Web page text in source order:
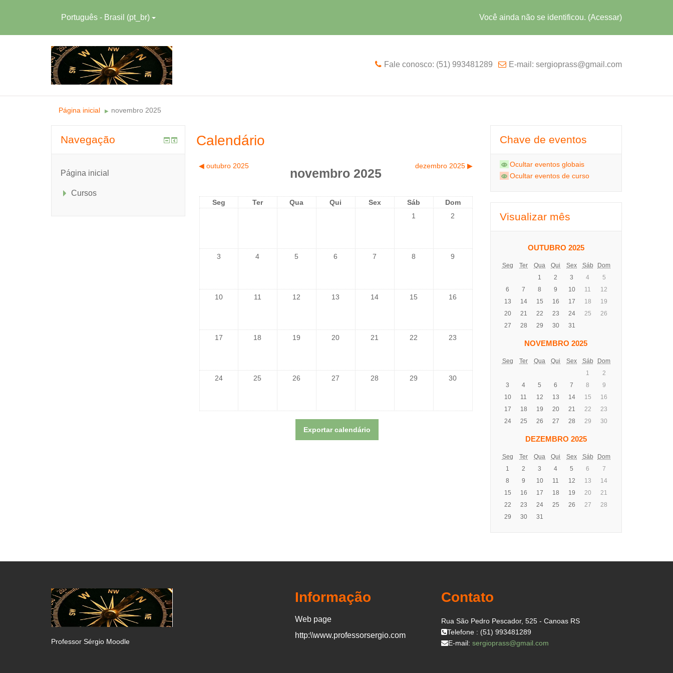
Você ainda não se identificou. (Acessar)
Português - Brasil ‎(pt_br)‎
Fale conosco: (51) 993481289 E-mail: sergioprass@gmail.com
Página inicial ▶︎ novembro 2025
Calendário
◀︎ outubro 2025
novembro 2025
dezembro 2025 ▶︎
Seg Ter Qua Qui Sex Sáb
Dom
1
2
3 4 5 6 7 8 9
10 11 12 13 14 15 16
17 18 19 20 21 22 23
24 25 26 27 28 29 30
Navegação
Página inicial
Cursos
Chave de eventos
Ocultar eventos globais
Ocultar eventos de curso
Visualizar mês
OUTUBRO 2025
Seg Ter Qua Qui Sex Sáb
Dom
1
2 3 4
5
6
7 8 9 10 11
12
13
14 15 16 17 18
19
20
21 22 23 24 25
26
27
28 29 30 31
NOVEMBRO 2025
Seg Ter Qua Qui Sex Sáb
Dom
1
2
3
4 5 6 7 8
9
10
11 12 13 14 15
16
17
18 19 20 21 22
23
24
25 26 27 28 29 30
DEZEMBRO 2025
Seg Ter Qua Qui Sex Sáb
Dom
1
2 3 4 5 6
7
8
9 10 11 12 13
14
15
16 17 18 19 20
21
22
23 24 25 26 27
28
29
30 31
Professor Sérgio Moodle
Informação
Web page
http:\\www.professorsergio.com
Contato
Rua São Pedro Pescador, 525 - Canoas RS
Telefone : (51) 993481289
E-mail:sergioprass@gmail.com